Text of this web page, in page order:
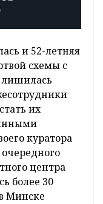
и 52-летняя
схемы с
лишилась
их
куратора
очередного
центра
более 30
Минске